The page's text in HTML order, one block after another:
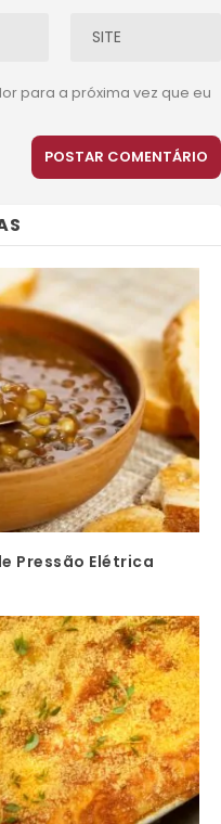
para a próxima vez que eu
Pressão Elétrica